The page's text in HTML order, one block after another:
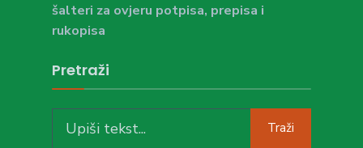
šalteri za ovjeru potpisa, prepisa i
rukopisa
Pretraži
for:
Traži